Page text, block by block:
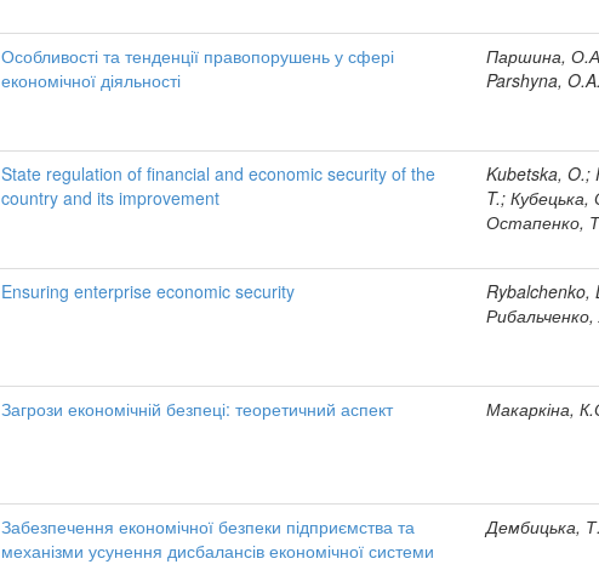
Особливості та тенденції правопорушень у сфері
економічної діяльності
Паршина,
Parshyna,
State regulation of financial and economic security of the
country and its improvement
Kubetska, O.;
T.;
Остапенко,
Ensuring enterprise economic security
Rybalchenko,
Загрози економічній безпеці: теоретичний аспект Макаркіна,
Забезпечення економічної безпеки підприємства та
механізми усунення дисбалансів економічної системи
Дембицька,